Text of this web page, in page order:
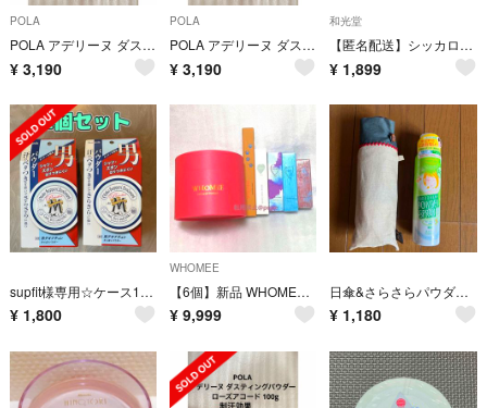
POLA
POLA アデリーヌ ダスティングパウダー ローズアコード 100g
¥ 3,190
POLA
POLA アデリーヌ ダスティングパウダー ローズアコード 100g ポーラ
¥ 3,190
和光堂
【匿名配送】シッカロール 3点
¥ 1,899
supfit様専用☆ケース1つ パウダー2つ
¥ 1,800
WHOMEE
【6個】新品 WHOMEE ベース マスカラ ボディパウダー まとめて フーミー
¥ 9,999
日傘&さらさらパウダースプレー
¥ 1,180